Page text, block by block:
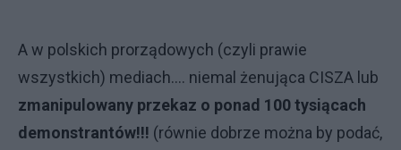
A w polskich prorządowych (czyli prawie
wszystkich) mediach.... niemal żenująca CISZA lub
zmanipulowany przekaz o ponad 100 tysiącach
demonstrantów!!! (równie dobrze można by podać,